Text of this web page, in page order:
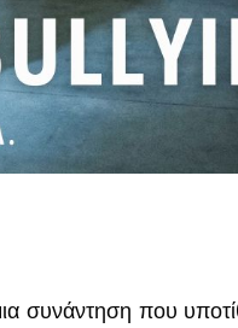
συνάντηση που